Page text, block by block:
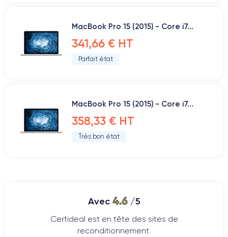
MacBook Pro 15 (2015) - Core i7...
341,66 € HT
Parfait état
MacBook Pro 15 (2015) - Core i7...
358,33 € HT
Très bon état
Avec 4.6/5
Certideal est en tête des sites de
reconditionnement.